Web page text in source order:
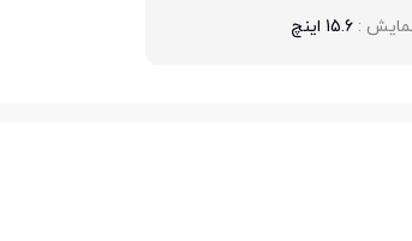
: 15.6 اینچ